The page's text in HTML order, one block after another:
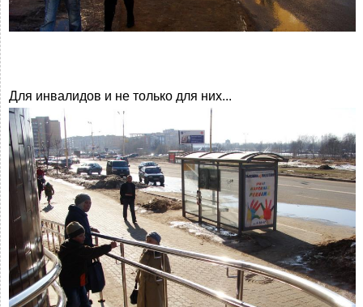
Для инвалидов и не только для них...